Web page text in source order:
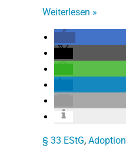
Weiterlesen »
§ 33 EStG, Adoption